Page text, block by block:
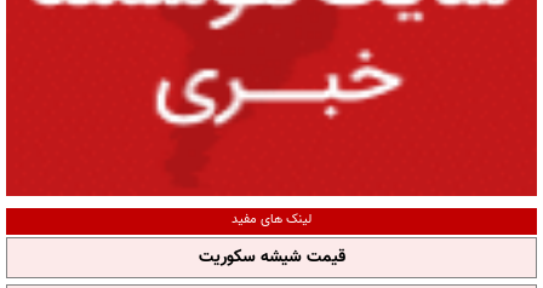
لینک های مفید
قیمت شیشه سکوریت